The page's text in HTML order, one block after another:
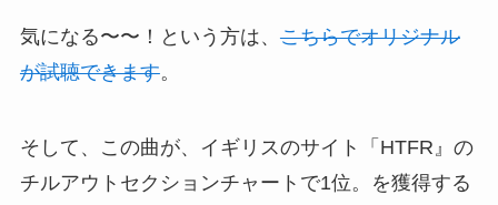
気になる〜〜！という方は、 こちらでオリジナル
が試聴できます。
そして、この曲が、イギリスのサイト「HTFR』の
チルアウトセクションチャートで1位。を獲得する